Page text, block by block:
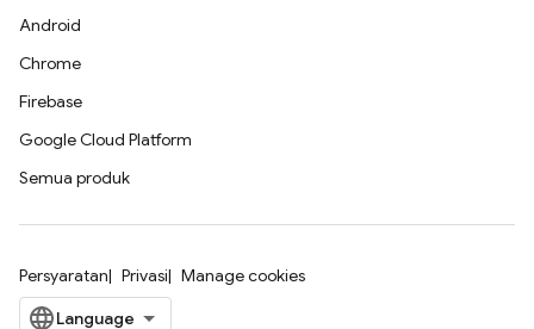
Android
Chrome
Firebase
Google Cloud Platform
Semua produk
Persyaratan Privasi Manage cookies